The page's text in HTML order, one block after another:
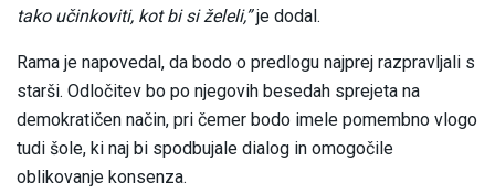
tako učinkoviti, kot bi si želeli,”je dodal.
Rama je napovedal, da bodo o predlogu najprej razpravljali s
starši. Odločitev bo po njegovih besedah sprejeta na
demokratičen način, pri čemer bodo imele pomembno vlogo
tudi šole, ki naj bi spodbujale dialog in omogočile
oblikovanje konsenza.